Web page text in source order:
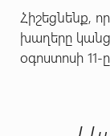
Հիշեցնենք,
խաղերը
օգոստոսի 11-